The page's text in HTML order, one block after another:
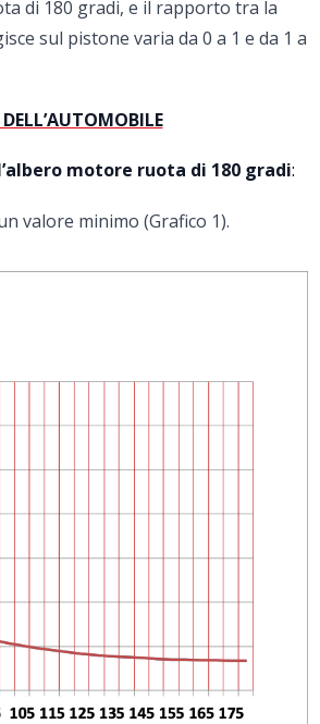
di 180 gradi, e il rapporto tra la
sul pistone varia da 0 a 1 e da 1 a
motore ruota di 180 gradi:
valore minimo (Grafico 1).